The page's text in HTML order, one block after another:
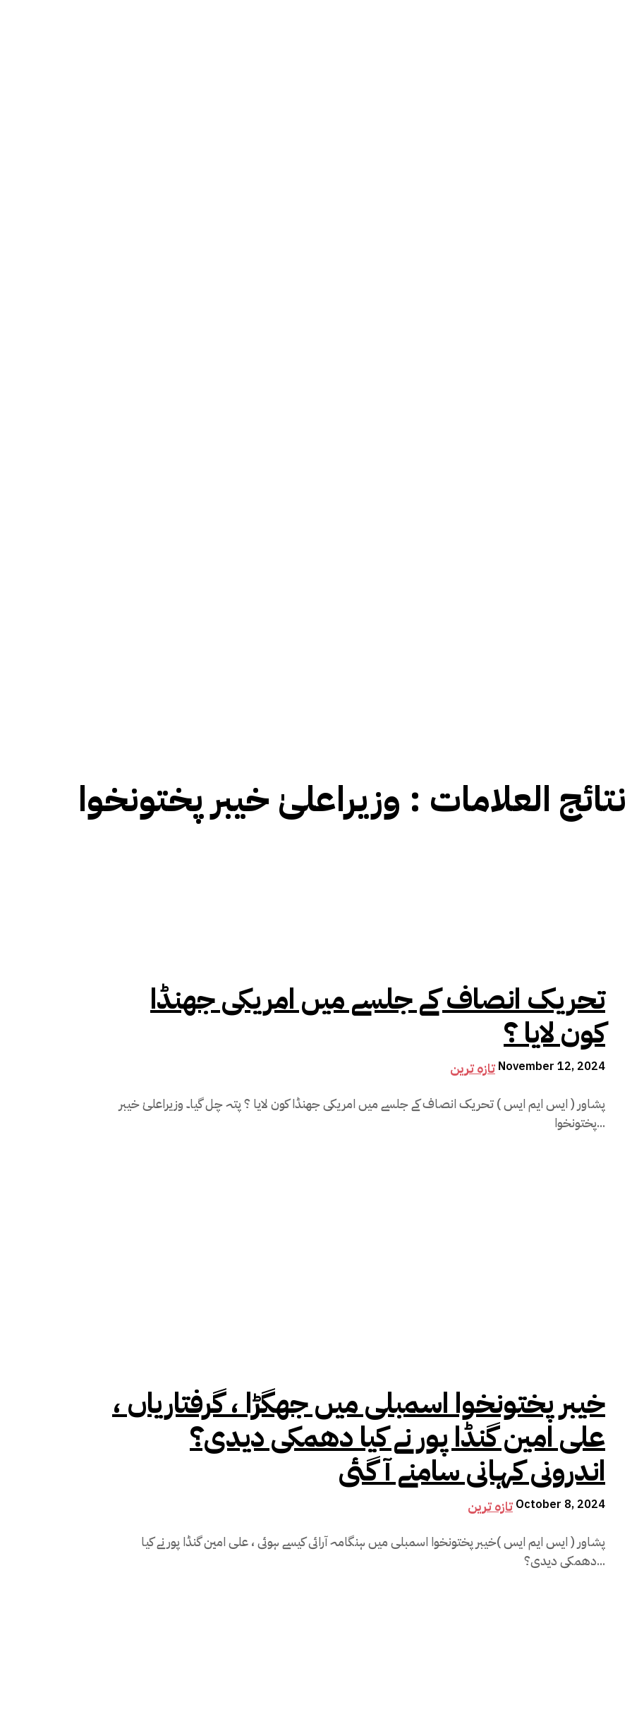
نتائج العلامات : وزیراعلیٰ خیبر پختونخوا
تحریک انصاف کے جلسے میں امریکی جھنڈا
کون لایا ؟
تازہ ترین November 12, 2024
پشاور ( ایس ایم ایس ) تحریک انصاف کے جلسے میں امریکی جھنڈا کون لایا ؟ پتہ چل گیا۔ وزیراعلیٰ خیبر
پختونخوا...
خیبر پختونخوا اسمبلی میں جھگڑا ، گرفتاریاں ،
علی امین گنڈا پور نے کیا دھمکی دیدی؟
اندرونی کہانی سامنے آ گئی
تازہ ترین October 8, 2024
پشاور ( ایس ایم ایس )خیبر پختونخوا اسمبلی میں ہنگامہ آرائی کیسے ہوئی ، علی امین گنڈا پور نے کیا
دھمکی دیدی؟...